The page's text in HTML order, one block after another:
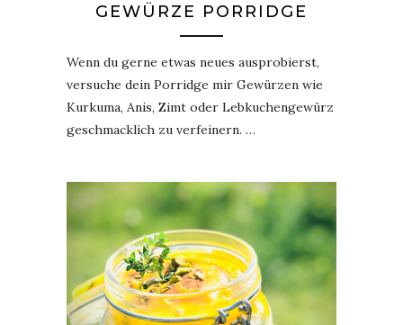
GEWÜRZE PORRIDGE
Wenn du gerne etwas neues ausprobierst,
versuche dein Porridge mir Gewürzen wie
Kurkuma, Anis, Zimt oder Lebkuchengewürz
geschmacklich zu verfeinern. …